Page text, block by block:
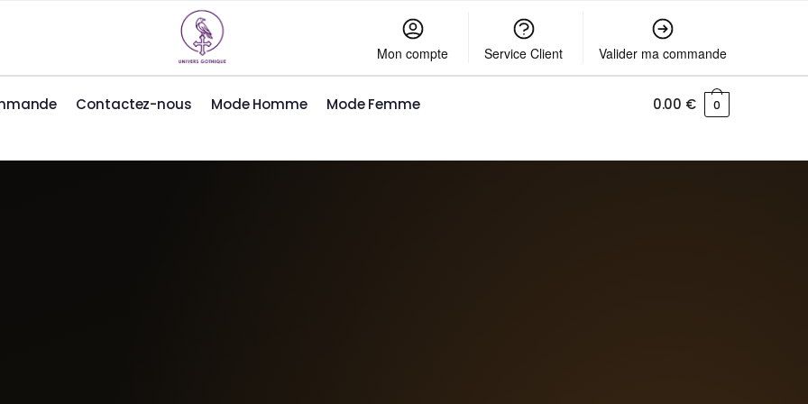
Mon compte Service Client Valider ma commande
Contactez-nous Mode Homme Mode Femme 0.00 € 0